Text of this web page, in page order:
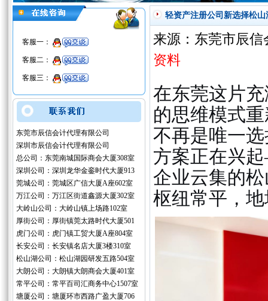
客服一：
客服二：
客服三：
东莞市辰信会计代理有限公司
深圳市辰信会计代理有限公司
总公司：东莞南城国际商会大厦308室
深圳公司：深圳龙华金銮时代大厦913
莞城公司：莞城区广信大厦A座602室
万江公司：万江区街道鑫源大厦302室
大岭山公司：大岭山镇上场路102室
厚街公司：厚街镇莞太路时代大厦501
虎门公司：虎门镇工贸大厦A座804室
长安公司：长安镇名店大厦3楼310室
松山湖公司：松山湖园研发五路504室
大朗公司：大朗镇大朗商会大厦401室
常平公司：常平百司汇商务中心1507室
塘厦公司：塘厦环市西路广盈大厦706
轻资产注册公司新选择松
来源：东莞市辰
资料
在东莞这片
的思维模式
不再是唯一
方案正在兴
企业云集的
枢纽常平，